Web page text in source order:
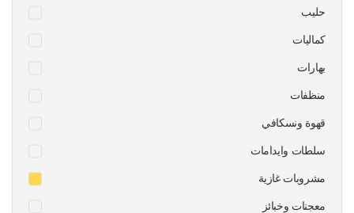
حليب
كماليات
بهارات
منظفات
قهوة ونسكافي
سلطات وايدامات
مشروبات غازية
معجنات وخبائز